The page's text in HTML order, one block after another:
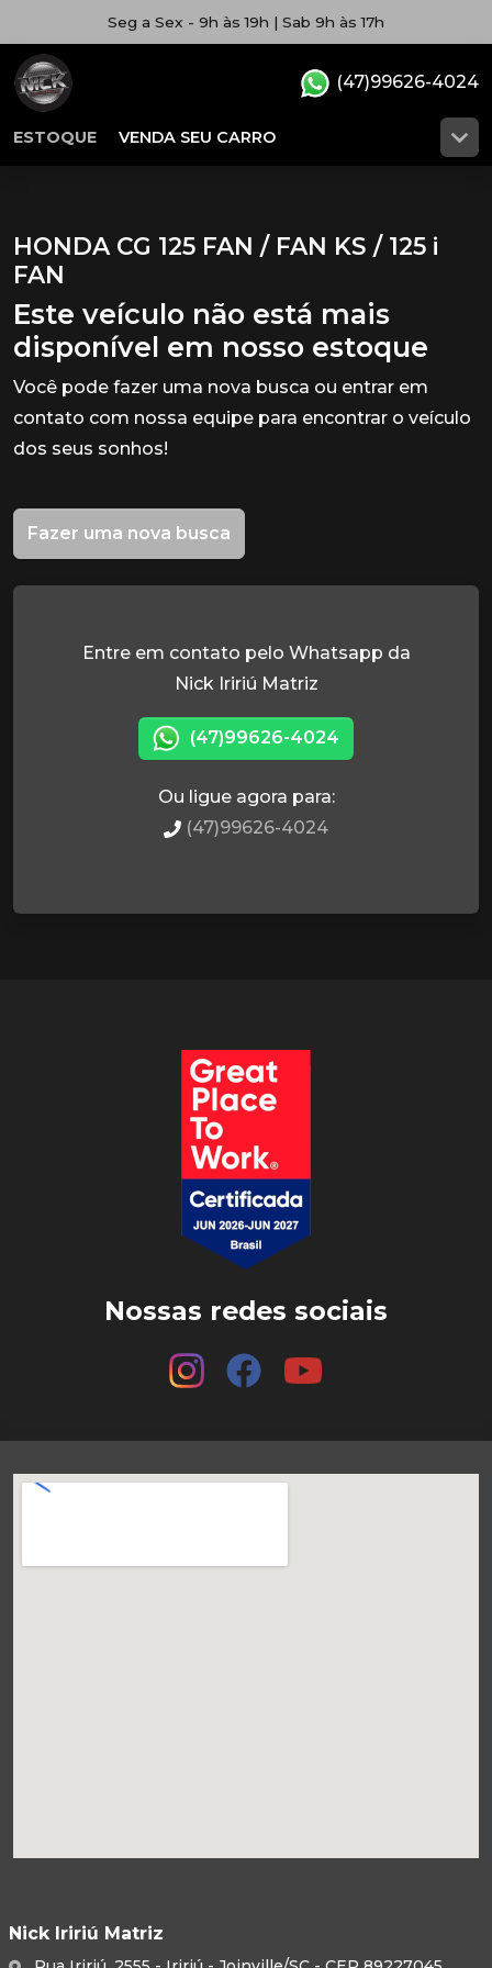
Seg a Sex - 9h às 19h | Sab 9h às 17h
ESTOQUE VENDA SEU CARRO
(47)99626-4024
HONDA CG 125 FAN / FAN KS / 125 i
FAN
Este veículo não está mais
disponível em nosso estoque
Você pode fazer uma nova busca ou entrar em
contato com nossa equipe para encontrar o veículo
dos seus sonhos!
Fazer uma nova busca
Entre em contato pelo Whatsapp da
Nick Iririú Matriz
(47)99626-4024
Ou ligue agora para:
(47)99626-4024
Nossas redes sociais
Nick Iririú Matriz